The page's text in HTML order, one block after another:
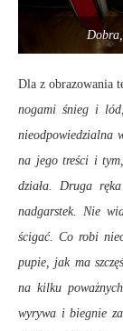
Dla z obrazowania
nogami śnieg i
nieodpowiedzialna
na jego treści i
działa. Druga
nadgarstek. Nie
ścigać. Co robi
pupie, jak ma
na kilku
wyrywa i biegnie